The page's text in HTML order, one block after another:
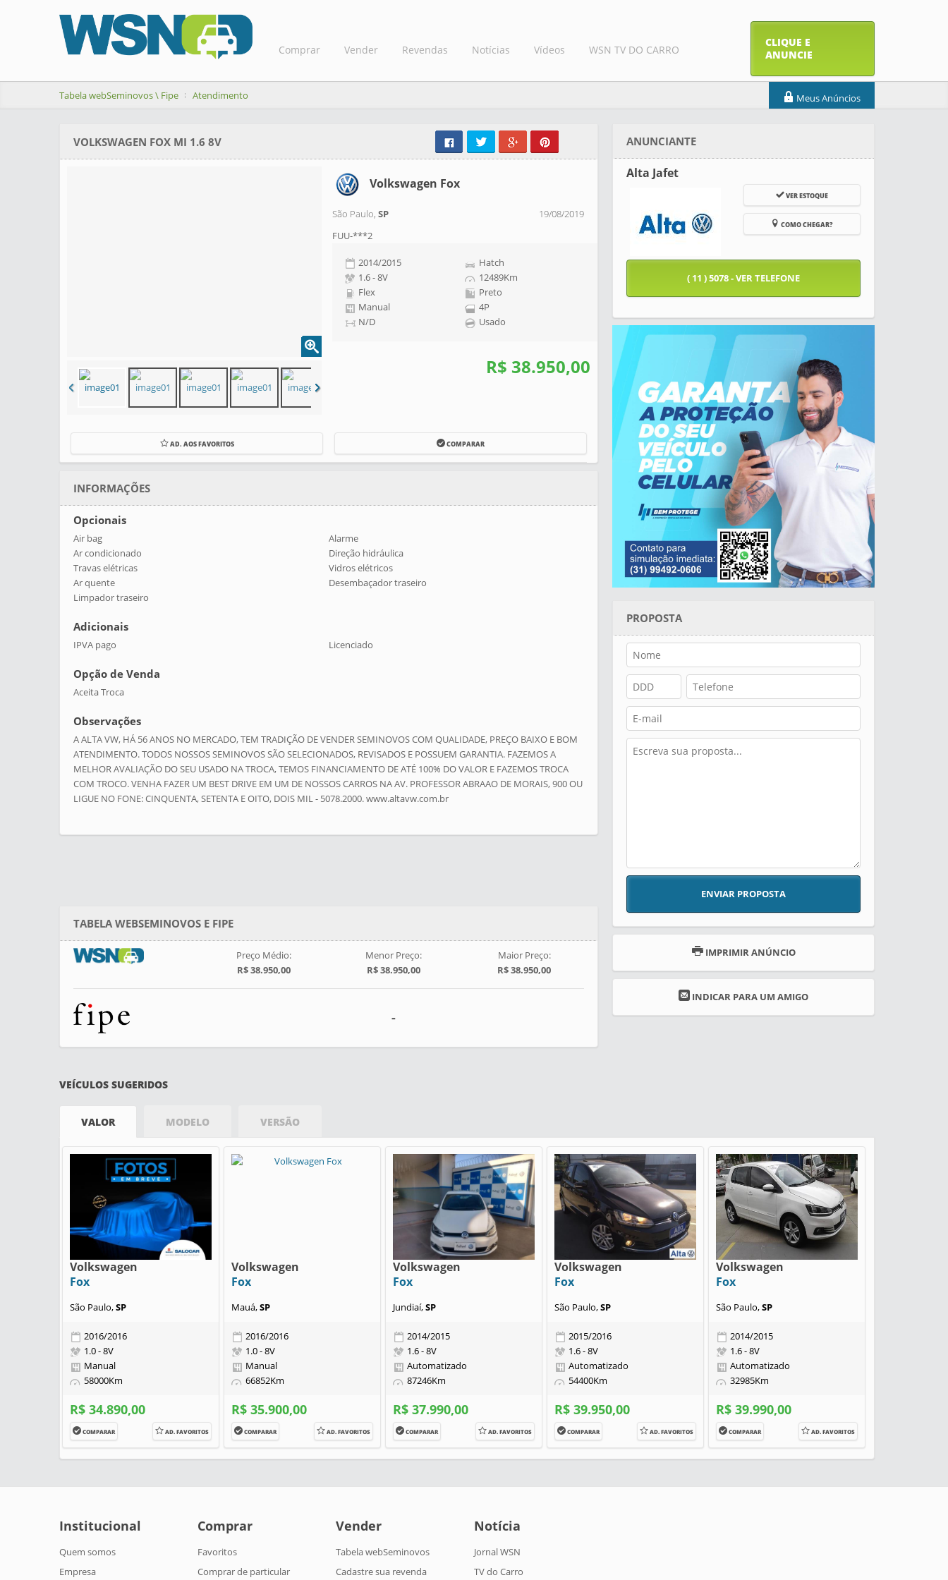
Comprar Vender Revendas Notícias Vídeos WSN TV DO CARRO
CLIQUE E
ANUNCIE
Tabela webSeminovos \ Fipe Atendimento Meus Anúncios
VOLKSWAGEN FOX MI 1.6 8V
Volkswagen Fox
São Paulo, SP
19/08/2019
FUU-***2
2014/2015
1.6 - 8V
Flex
Manual
N/D
Hatch
12489Km
Preto
4P
Usado
R$ 38.950,00
AD. AOS FAVORITOS COMPARAR
INFORMAÇÕES
Opcionais
Air bag
Alarme
Ar condicionado
Direção hidráulica
Travas elétricas
Vidros elétricos
Ar quente
Desembaçador traseiro
Limpador traseiro
Adicionais
IPVA pago Licenciado
Opção de Venda
Aceita Troca
Observações
A ALTA VW, HÁ 56 ANOS NO MERCADO, TEM TRADIÇÃO DE VENDER SEMINOVOS COM QUALIDADE, PREÇO BAIXO E BOM
ATENDIMENTO. TODOS NOSSOS SEMINOVOS SÃO SELECIONADOS, REVISADOS E POSSUEM GARANTIA. FAZEMOS A
MELHOR AVALIAÇÃO DO SEU USADO NA TROCA, TEMOS FINANCIAMENTO DE ATÉ 100% DO VALOR E FAZEMOS TROCA
COM TROCO. VENHA FAZER UM BEST DRIVE EM UM DE NOSSOS CARROS NA AV. PROFESSOR ABRAAO DE MORAIS, 900 OU
LIGUE NO FONE: CINQUENTA, SETENTA E OITO, DOIS MIL - 5078.2000. www.altavw.com.br
TABELA WEBSEMINOVOS E FIPE
Preço Médio:
R$ 38.950,00
Menor Preço:
R$ 38.950,00
Maior Preço:
R$ 38.950,00
-
ANUNCIANTE
Alta Jafet
VER ESTOQUE
COMO CHEGAR?
( 11 ) 5078 - VER TELEFONE
PROPOSTA
ENVIAR PROPOSTA
IMPRIMIR ANÚNCIO
INDICAR PARA UM AMIGO
VEÍCULOS SUGERIDOS
VALOR MODELO VERSÃO
Volkswagen
Fox
São Paulo,SP
2016/2016
1.0 - 8V
Manual
58000Km
R$ 34.890,00
COMPARAR AD. FAVORITOS
Volkswagen
Fox
Mauá,SP
2016/2016
1.0 - 8V
Manual
66852Km
R$ 35.900,00
COMPARAR AD. FAVORITOS
Volkswagen
Fox
Jundiaí,SP
2014/2015
1.6 - 8V
Automatizado
87246Km
R$ 37.990,00
COMPARAR AD. FAVORITOS
Volkswagen
Fox
São Paulo,SP
2015/2016
1.6 - 8V
Automatizado
54400Km
R$ 39.950,00
COMPARAR AD. FAVORITOS
Volkswagen
Fox
São Paulo,SP
2014/2015
1.6 - 8V
Automatizado
32985Km
R$ 39.990,00
COMPARAR AD. FAVORITOS
Institucional
Quem somos
Empresa
Comprar
Favoritos
Comprar de particular
Vender
Tabela webSeminovos
Cadastre sua revenda
Notícia
Jornal WSN
TV do Carro